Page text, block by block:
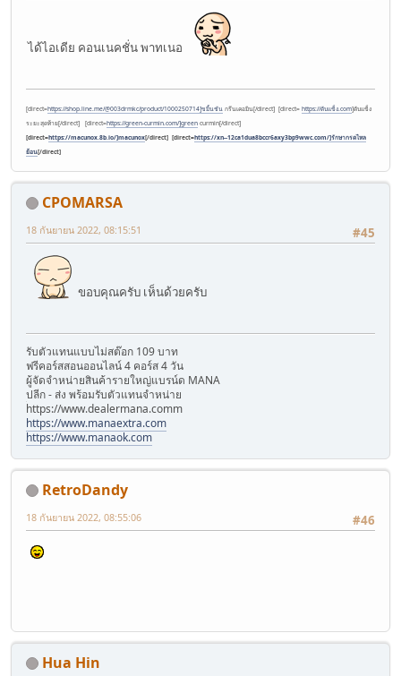
ได้ไอเดีย คอนเนคชั่น พาทเนอ
[direct=https://shop.line.me/@003drmkc/product/1000250714]ขมิ้นชัน กรีนเคอมิน[/direct] [direct= https://ตับแข็ง.com]ตับแข็ง
ระยะสุดท้าย[/direct] [direct=https://green-curmin.com/]green curmin[/direct]
[direct=https://macunox.8b.io/]macunox[/direct] [direct=https://xn--12ca1dua8bccr6axy3bp9wwc.com/]รักษากรดไหล
ย้อน[/direct]
CPOMARSA
#45
18 กันยายน 2022, 08:15:51
ขอบคุณครับ เห็นด้วยครับ
รับตัวแทนแบบไม่สต๊อก 109 บาท
ฟรีคอร์สสอนออนไลน์ 4 คอร์ส 4 วัน
ผู้จัดจำหน่ายสินค้ารายใหญ่แบรน์ด MANA
ปลีก - ส่ง พร้อมรับตัวแทนจำหน่าย
้https://www.dealermana.comm
https://www.manaextra.com
https://www.manaok.com
RetroDandy
#46
18 กันยายน 2022, 08:55:06
Hua Hin